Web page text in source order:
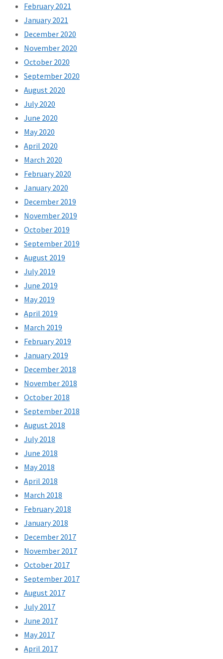
February 2021
January 2021
December 2020
November 2020
October 2020
September 2020
August 2020
July 2020
June 2020
May 2020
April 2020
March 2020
February 2020
January 2020
December 2019
November 2019
October 2019
September 2019
August 2019
July 2019
June 2019
May 2019
April 2019
March 2019
February 2019
January 2019
December 2018
November 2018
October 2018
September 2018
August 2018
July 2018
June 2018
May 2018
April 2018
March 2018
February 2018
January 2018
December 2017
November 2017
October 2017
September 2017
August 2017
July 2017
June 2017
May 2017
April 2017